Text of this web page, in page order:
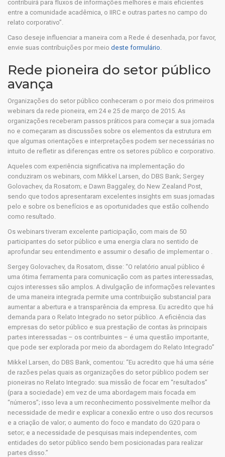
contribuirá para fluxos de informações melhores e mais eficientes
entre a comunidade acadêmica, o IIRC e outras partes no campo do
relato corporativo”.
Caso deseje influenciar a maneira com a Rede é desenhada, por favor,
envie suas contribuições por meio deste formulário.
Rede pioneira do setor público
avança
Organizações do setor público conheceram o por meio dos primeiros
webinars da rede pioneira, em 24 e 25 de março de 2015. As
organizações receberam passos práticos para começar a sua jornada
no e começaram as discussões sobre os elementos da estrutura em
que algumas orientações e interpretações podem ser necessárias no
intuito de refletir as diferenças entre os setores público e corporativo.
Aqueles com experiência significativa na implementação do
conduziram os webinars, com Mikkel Larsen, do DBS Bank; Sergey
Golovachev, da Rosatom; e Dawn Baggaley, do New Zealand Post,
sendo que todos apresentaram excelentes insights em suas jornadas
pelo e sobre os benefícios e as oportunidades que estão colhendo
como resultado.
Os webinars tiveram excelente participação, com mais de 50
participantes do setor público e uma energia clara no sentido de
aprofundar seu entendimento e assumir o desafio de implementar o .
Sergey Golovachev, da Rosatom, disse: “O relatório anual público é
uma ótima ferramenta para comunicação com as partes interessadas,
cujos interesses são amplos. A divulgação de informações relevantes
de uma maneira integrada permite uma contribuição substancial para
aumentar a abertura e a transparência da empresa. Eu acredito que há
demanda para o Relato Integrado no setor público. A eficiência das
empresas do setor público e sua prestação de contas às principais
partes interessadas – os contribuintes – é uma questão importante,
que pode ser explorada por meio da abordagem do Relato Integrado”
Mikkel Larsen, do DBS Bank, comentou: “Eu acredito que há uma série
de razões pelas quais as organizações do setor público podem ser
pioneiras no Relato Integrado: sua missão de focar em “resultados”
(para a sociedade) em vez de uma abordagem mais focada em
“números”; isso leva a um reconhecimento possivelmente melhor da
necessidade de medir e explicar a conexão entre o uso dos recursos
e a criação de valor; o aumento do foco e mandato do G20 para o
setor; e a necessidade de pesquisas mais independentes, com
entidades do setor público sendo bem posicionadas para realizar
partes disso.”